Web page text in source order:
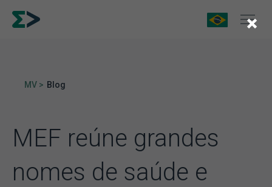
MV > Blog
MEF reúne grandes
nomes de saúde e
×